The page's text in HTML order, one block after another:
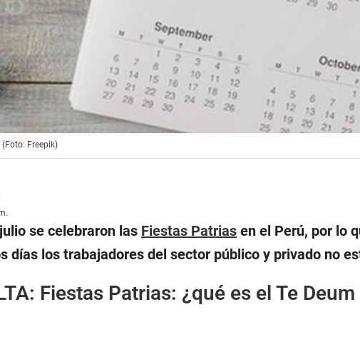
Freepik)
se celebraron las Fiestas Patrias en el Perú, por lo
días los trabajadores del sector público y privado no
Fiestas Patrias: ¿qué es el Te